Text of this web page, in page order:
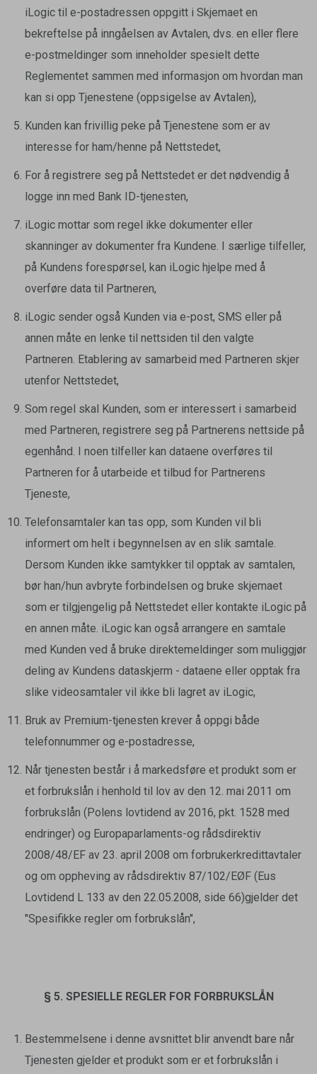
iLogic til e-postadressen oppgitt i Skjemaet en
bekreftelse på inngåelsen av Avtalen, dvs. en eller flere
e-postmeldinger som inneholder spesielt dette
Reglementet sammen med informasjon om hvordan man
kan si opp Tjenestene (oppsigelse av Avtalen),
Kunden kan frivillig peke på Tjenestene som er av
interesse for ham/henne på Nettstedet,
For å registrere seg på Nettstedet er det nødvendig å
logge inn med Bank ID-tjenesten,
iLogic mottar som regel ikke dokumenter eller
skanninger av dokumenter fra Kundene. I særlige tilfeller,
på Kundens forespørsel, kan iLogic hjelpe med å
overføre data til Partneren,
iLogic sender også Kunden via e-post, SMS eller på
annen måte en lenke til nettsiden til den valgte
Partneren. Etablering av samarbeid med Partneren skjer
utenfor Nettstedet,
Som regel skal Kunden, som er interessert i samarbeid
med Partneren, registrere seg på Partnerens nettside på
egenhånd. I noen tilfeller kan dataene overføres til
Partneren for å utarbeide et tilbud for Partnerens
Tjeneste,
Telefonsamtaler kan tas opp, som Kunden vil bli
informert om helt i begynnelsen av en slik samtale.
Dersom Kunden ikke samtykker til opptak av samtalen,
bør han/hun avbryte forbindelsen og bruke skjemaet
som er tilgjengelig på Nettstedet eller kontakte iLogic på
en annen måte. iLogic kan også arrangere en samtale
med Kunden ved å bruke direktemeldinger som muliggjør
deling av Kundens dataskjerm - dataene eller opptak fra
slike videosamtaler vil ikke bli lagret av iLogic,
Bruk av Premium-tjenesten krever å oppgi både
telefonnummer og e-postadresse,
Når tjenesten består i å markedsføre et produkt som er
et forbrukslån i henhold til lov av den 12. mai 2011 om
forbrukslån (Polens lovtidend av 2016, pkt. 1528 med
endringer) og Europaparlaments-og rådsdirektiv
2008/48/EF av 23. april 2008 om forbrukerkredittavtaler
og om oppheving av rådsdirektiv 87/102/EØF (Eus
Lovtidend L 133 av den 22.05.2008, side 66)gjelder det
"Spesifikke regler om forbrukslån",
§ 5. SPESIELLE REGLER FOR FORBRUKSLÅN
Bestemmelsene i denne avsnittet blir anvendt bare når
Tjenesten gjelder et produkt som er et forbrukslån i